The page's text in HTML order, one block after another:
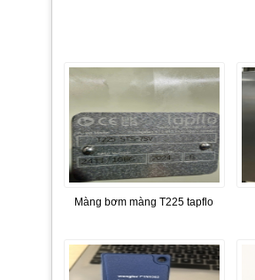
Màng bơm màng T225 tapflo